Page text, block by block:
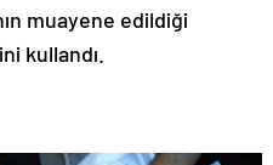
muayene edildiği
kullandı.